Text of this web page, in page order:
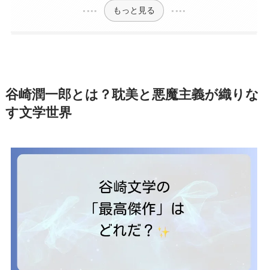
もっと見る
谷崎潤一郎とは？耽美と悪魔主義が織りな
す文学世界